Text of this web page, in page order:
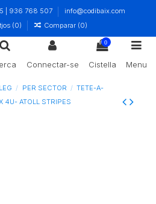
| 936 768 507
info@codibaix.com
(0) Comparar (0)
Connectar-se
0
Cistella Menu
PER SECTOR
TETE-A-
4U- ATOLL STRIPES